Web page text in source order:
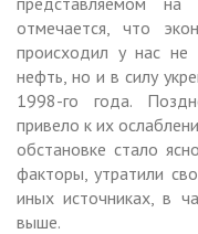
отмечается, что
происходил у нас не
нефть, но и в силу
1998-го года.
привело к их
обстановке стало
факторы, утратили
иных источниках, в
выше.